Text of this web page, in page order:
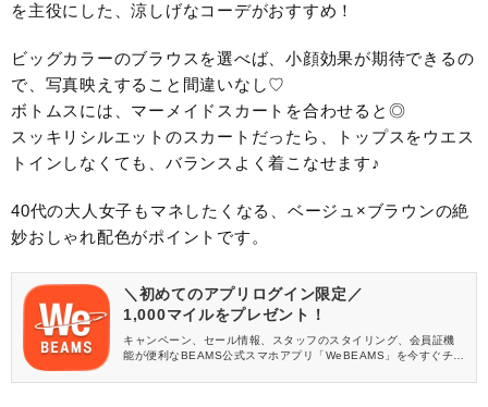
を主役にした、涼しげなコーデがおすすめ！
ビッグカラーのブラウスを選べば、小顔効果が期待できるの
で、写真映えすること間違いなし♡
ボトムスには、マーメイドスカートを合わせると◎
スッキリシルエットのスカートだったら、トップスをウエス
トインしなくても、バランスよく着こなせます♪
40代の大人女子もマネしたくなる、ベージュ×ブラウンの絶
妙おしゃれ配色がポイントです。
＼初めてのアプリログイン限定／
1,000マイルをプレゼント！
キャンペーン、セール情報、スタッフのスタイリング、会員証機
能が便利なBEAMS公式スマホアプリ「WeBEAMS」を今すぐチェ